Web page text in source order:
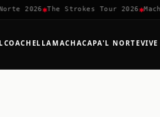
2026✱The Strokes Tour 2026✱
COACHELLA MACHACAPA'L NORTE